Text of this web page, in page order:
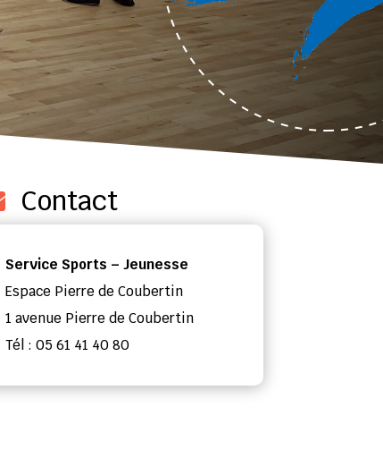
Contact
Service Sports – Jeunesse
Espace Pierre de Coubertin
1 avenue Pierre de Coubertin
Tél : 05 61 41 40 80